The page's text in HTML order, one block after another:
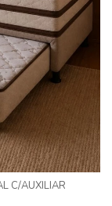
C/AUXILIAR